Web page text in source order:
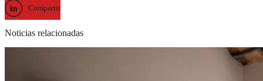
Compartir
Noticias relacionadas